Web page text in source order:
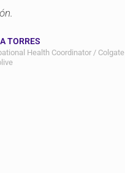
TORRES
Health Coordinator / Colgate